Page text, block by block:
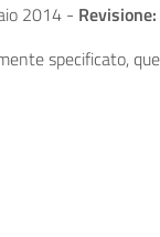
2014 - Revisione:
specificato,